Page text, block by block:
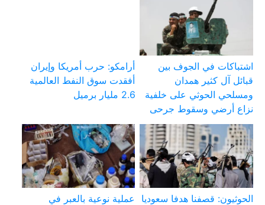
اشتباكات في الجوف بين
قبائل آل كثير همدان
ومسلحي الحوثي على خلفية
نزاع أرضي وسقوط جرحى
أرامكو: حرب أمريكا وإيران
أفقدت سوق النفط العالمية
2.6 مليار برميل
الحوثيون: قصفنا هدفا سعوديا
عملية نوعية بالعبر في